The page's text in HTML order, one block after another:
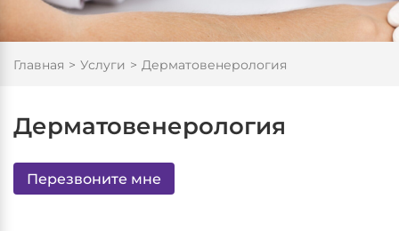
Обычная версия
Главная Услуги Дерматовенерология
Дерматовенерология
Перезвоните мне